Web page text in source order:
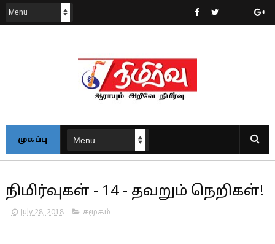
முகப்பு
நிமிர்வுகள் - 14 - தவறும் நெறிகள்!
July 28, 2018 சமூகம்